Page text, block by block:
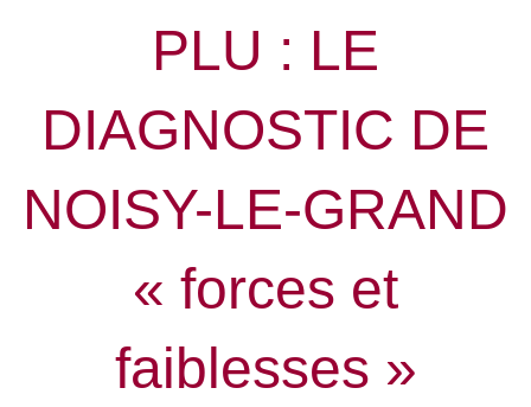
PLU : LE
DIAGNOSTIC DE
NOISY-LE-GRAND
« forces et
faiblesses »